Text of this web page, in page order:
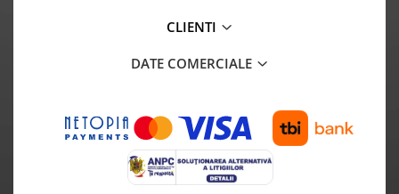
CLIENTI
DATE COMERCIALE